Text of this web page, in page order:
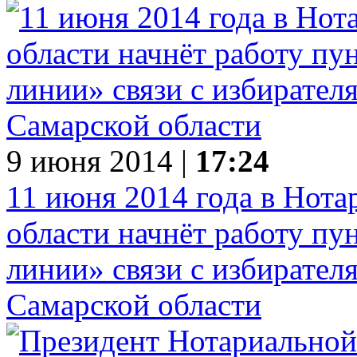
9 июня 2014 | 17:24
11 июня 2014 года в
области начнёт работу
линии» связи с
Самарской области